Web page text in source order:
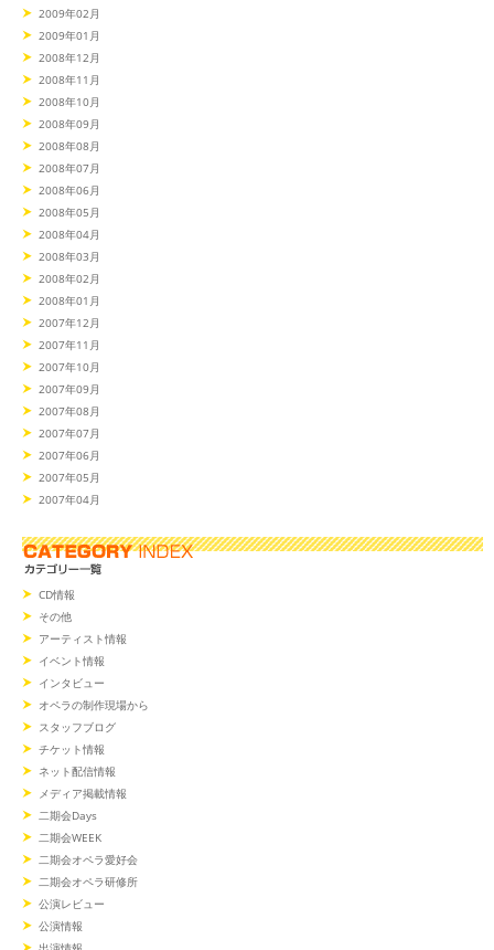
2009年02月
2009年01月
2008年12月
2008年11月
2008年10月
2008年09月
2008年08月
2008年07月
2008年06月
2008年05月
2008年04月
2008年03月
2008年02月
2008年01月
2007年12月
2007年11月
2007年10月
2007年09月
2007年08月
2007年07月
2007年06月
2007年05月
2007年04月
CD情報
その他
アーティスト情報
イベント情報
インタビュー
オペラの制作現場から
スタッフブログ
チケット情報
ネット配信情報
メディア掲載情報
二期会Days
二期会WEEK
二期会オペラ愛好会
二期会オペラ研修所
公演レビュー
公演情報